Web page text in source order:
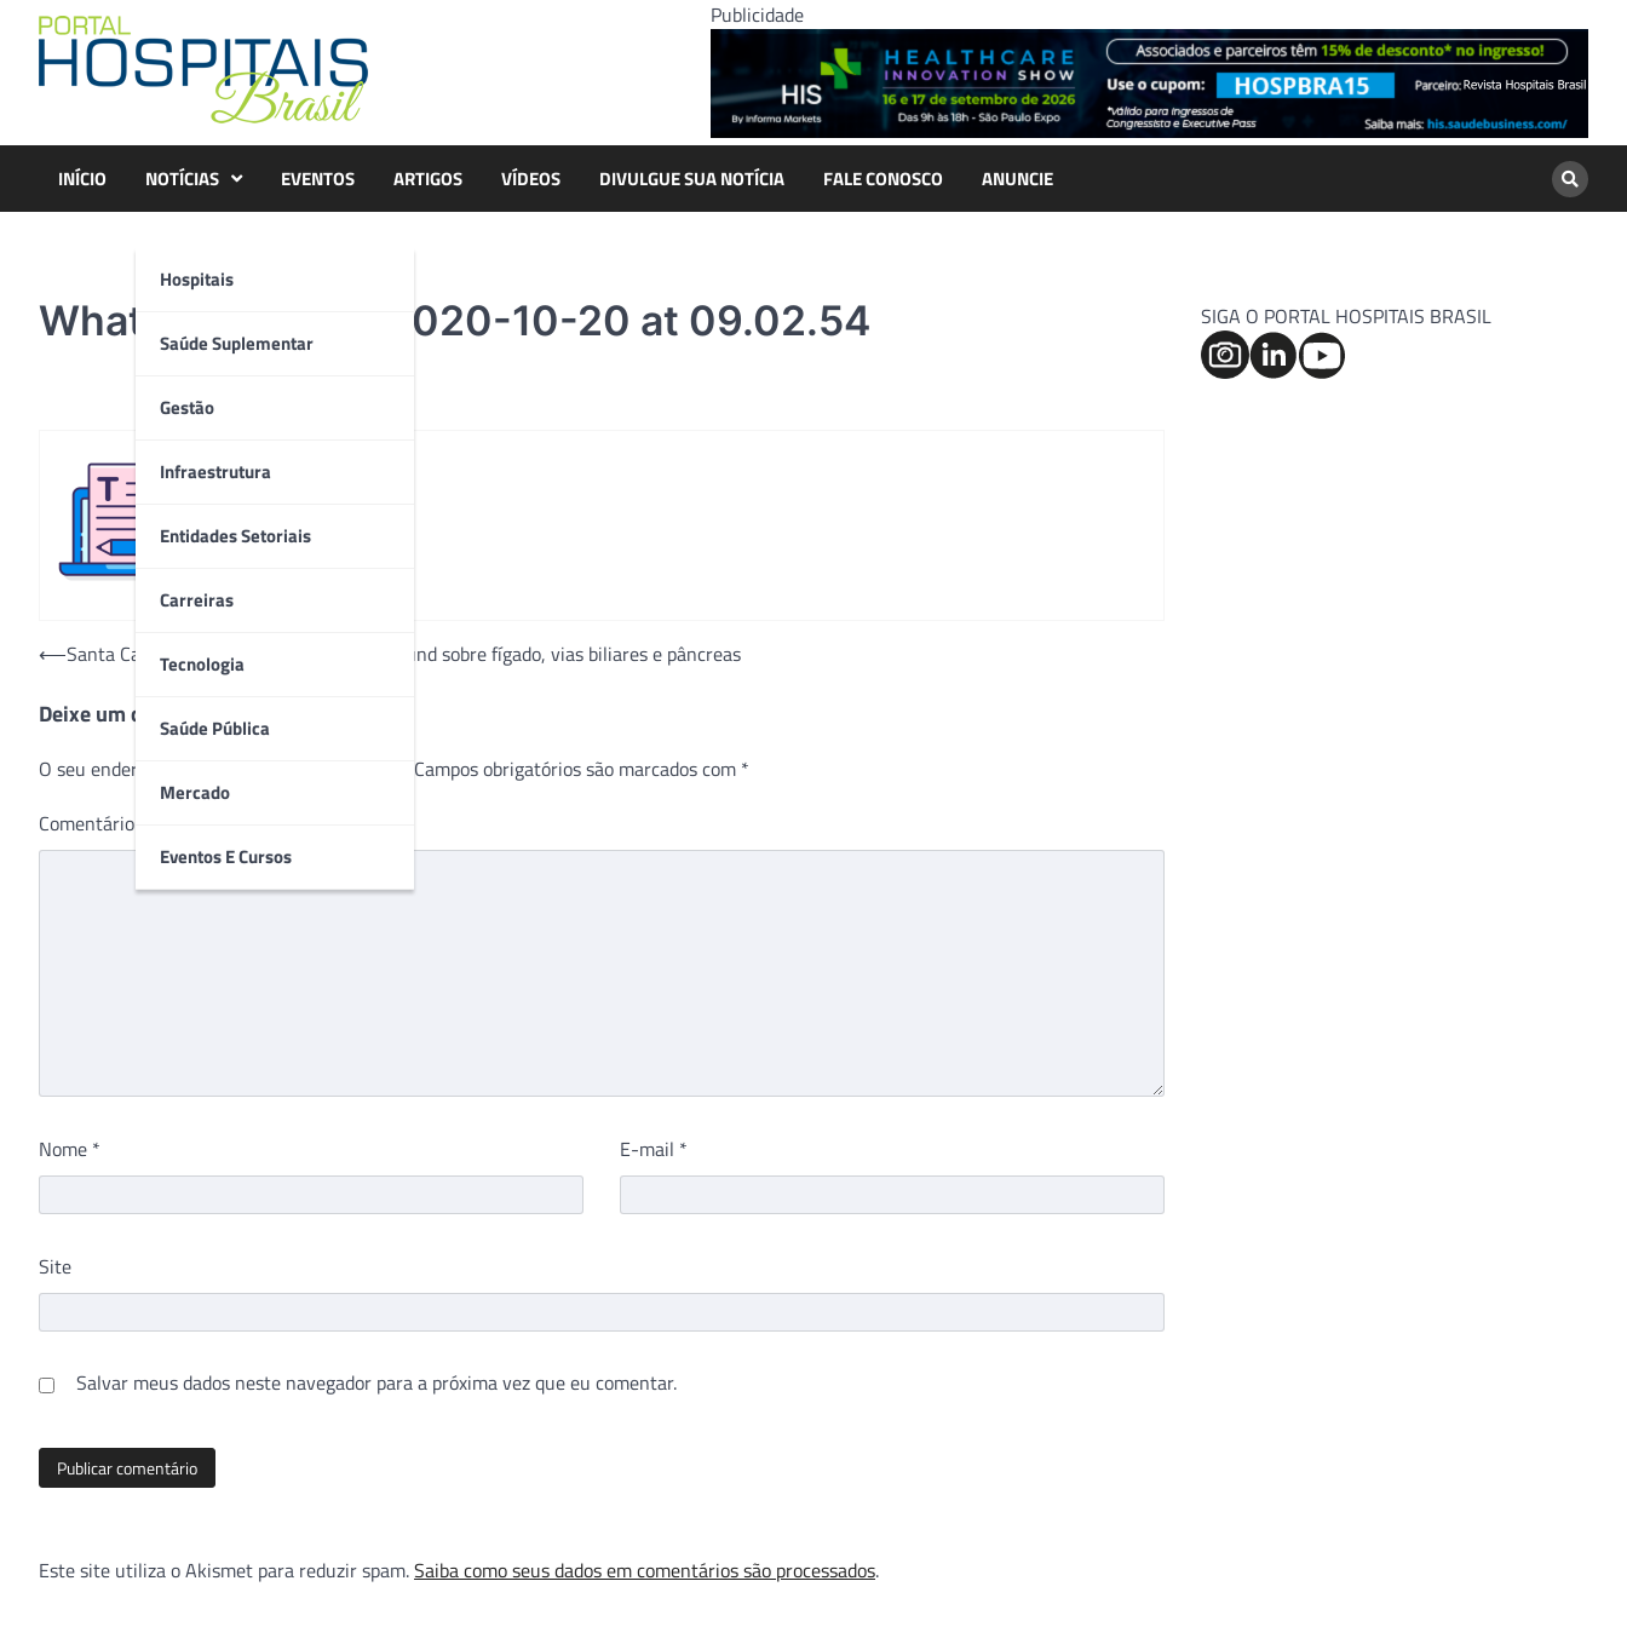
content
Publicidade
INÍCIO NOTÍCIAS
Hospitais
Saúde Suplementar
Gestão
Infraestrutura
Entidades Setoriais
Carreiras
Tecnologia
Saúde Pública
Mercado
Eventos E Cursos
EVENTOS ARTIGOS VÍDEOS DIVULGUE SUA NOTÍCIA FALE CONOSCO ANUNCIE
WhatsApp Image 2020-10-20 at 09.02.54
Navegação
Post
⟵Santa Casa de Porto Alegre realiza webround sobre fígado, vias biliares e pâncreas
Deixe um comentário
O seu endereço de e-mail não será publicado. Campos obrigatórios são marcados com *
Comentário
Nome * E-mail *
Site
Salvar meus dados neste navegador para a próxima vez que eu comentar.
Este site utiliza o Akismet para reduzir spam.Saiba como seus dados em comentários são processados.
SIGA O PORTAL HOSPITAIS BRASIL